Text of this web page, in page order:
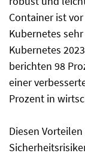
Container ist
Kubernetes
Kubernetes
berichten 98
einer
Prozent in
Diesen